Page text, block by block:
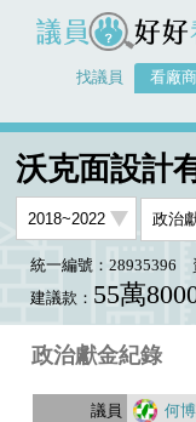
議員好好看
找議員 看廠商
沃克面設計
統一編號：28935396
建議款： 55萬
政治獻金紀錄
何